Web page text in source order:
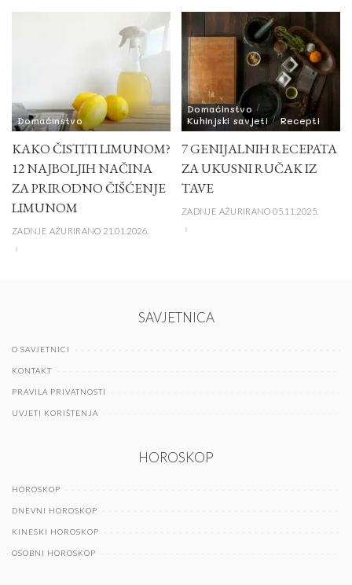
Domaćinstvo
KAKO ČISTITI LIMUNOM?
12 NAJBOLJIH NAČINA
ZA PRIRODNO ČIŠĆENJE
LIMUNOM
ZADNJE AŽURIRANO 21.01.2026.
Domaćinstvo
Kuhinjski savjeti
Recepti
7 GENIJALNIH RECEPATA
ZA UKUSNI RUČAK IZ
TAVE
ZADNJE AŽURIRANO 05.11.2025.
SAVJETNICA
O SAVJETNICI
KONTAKT
PRAVILA PRIVATNOSTI
UVJETI KORIŠTENJA
HOROSKOP
HOROSKOP
DNEVNI HOROSKOP
KINESKI HOROSKOP
OSOBNI HOROSKOP